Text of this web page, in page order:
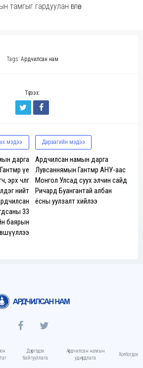
гардуулан өглөө.
Tags: Ардчилсан нам
Түгээх:
мэдээ
дарга
үе
чөлөөг
нийт
33
баярын
Дараагийн мэдээ
Ардчилсан намын дарга
Лувсаннямын Гантөмөр АНУ-аас
Монгол Улсад суух элчин сайд
Ричард Буангантай албан
ёсны уулзалт хийлээ
Дэргэдэх
байгууллага
Ардчилсан намын
удирдлага
Холбогдох